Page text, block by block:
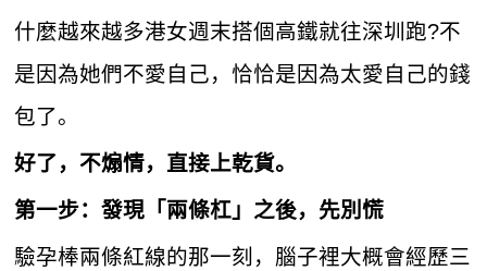
什麼越來越多港女週末搭個高鐵就往深圳跑?不
是因為她們不愛自己，恰恰是因為太愛自己的錢
包了。
好了，不煽情，直接上乾貨。
第一步：發現「兩條杠」之後，先別慌
驗孕棒兩條紅線的那一刻，腦子裡大概會經歷三